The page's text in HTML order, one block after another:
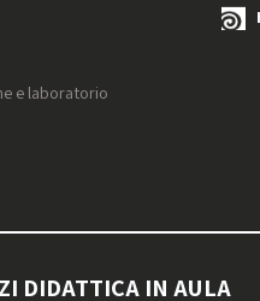
e laboratorio
DIDATTICA IN AULA